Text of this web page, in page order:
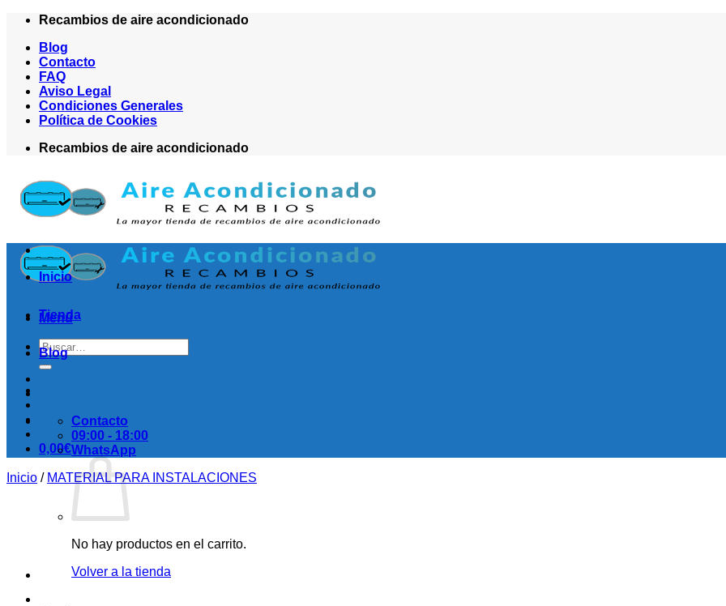
Saltar
contenido
Recambios de aire acondicionado
Blog
Contacto
FAQ
Aviso Legal
Condiciones Generales
Política de Cookies
Recambios de aire acondicionado
Menú
Buscar
por:
0,00€
No hay productos en el carrito.
Volver a la tienda
Inicio
Tienda
Blog
Contacto
09:00 - 18:00
WhatsApp
Inicio / MATERIAL PARA INSTALACIONES